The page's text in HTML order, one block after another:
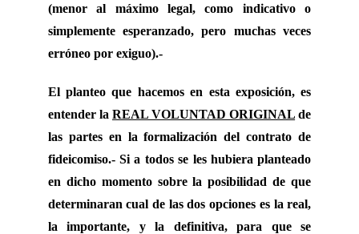
(menor al máximo legal, como indicativo o
simplemente esperanzado, pero muchas veces
erróneo por exiguo).-
El planteo que hacemos en esta exposición, es
entender la REAL VOLUNTAD ORIGINAL de
las partes en la formalización del contrato de
fideicomiso.- Si a todos se les hubiera planteado
en dicho momento sobre la posibilidad de que
determinaran cual de las dos opciones es la real,
la importante, y la definitiva, para que se